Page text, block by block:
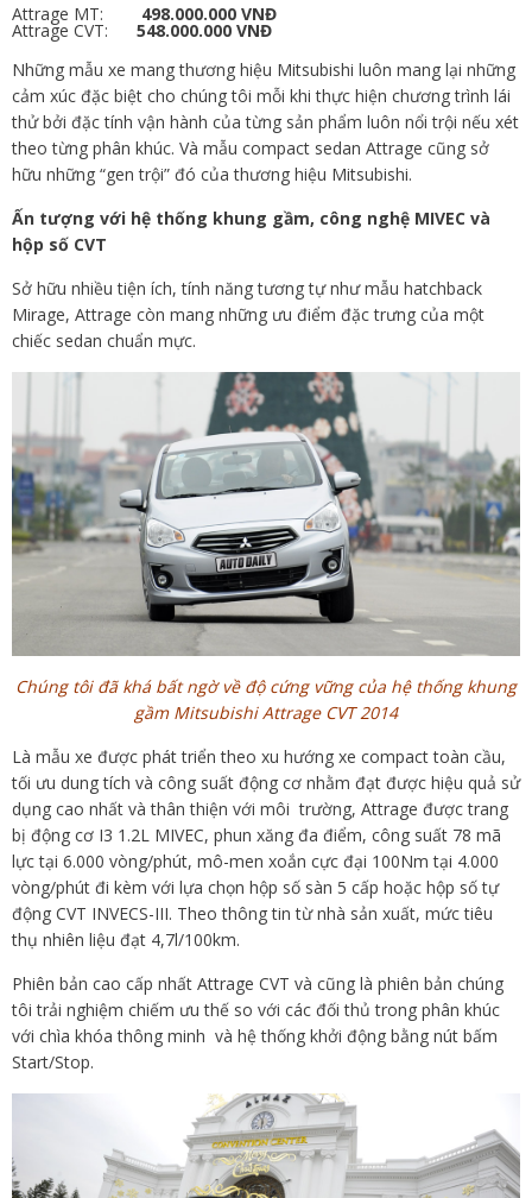
Attrage MT: 498.000.000 VNĐ
Attrage CVT: 548.000.000 VNĐ
Những mẫu xe mang thương hiệu Mitsubishi luôn mang lại những
cảm xúc đặc biệt cho chúng tôi mỗi khi thực hiện chương trình lái
thử bởi đặc tính vận hành của từng sản phẩm luôn nổi trội nếu xét
theo từng phân khúc. Và mẫu compact sedan Attrage cũng sở
hữu những “gen trội” đó của thương hiệu Mitsubishi.
Ấn tượng với hệ thống khung gầm, công nghệ MIVEC và
hộp số CVT
Sở hữu nhiều tiện ích, tính năng tương tự như mẫu hatchback
Mirage, Attrage còn mang những ưu điểm đặc trưng của một
chiếc sedan chuẩn mực.
Chúng tôi đã khá bất ngờ về độ cứng vững của hệ thống khung
gầm Mitsubishi Attrage CVT 2014
Là mẫu xe được phát triển theo xu hướng xe compact toàn cầu,
tối ưu dung tích và công suất động cơ nhằm đạt được hiệu quả sử
dụng cao nhất và thân thiện với môi trường, Attrage được trang
bị động cơ I3 1.2L MIVEC, phun xăng đa điểm, công suất 78 mã
lực tại 6.000 vòng/phút, mô-men xoắn cực đại 100Nm tại 4.000
vòng/phút đi kèm với lựa chọn hộp số sàn 5 cấp hoặc hộp số tự
động CVT INVECS-III. Theo thông tin từ nhà sản xuất, mức tiêu
thụ nhiên liệu đạt 4,7l/100km.
Phiên bản cao cấp nhất Attrage CVT và cũng là phiên bản chúng
tôi trải nghiệm chiếm ưu thế so với các đối thủ trong phân khúc
với chìa khóa thông minh và hệ thống khởi động bằng nút bấm
Start/Stop.